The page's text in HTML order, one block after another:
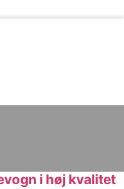
i høj kvalitet